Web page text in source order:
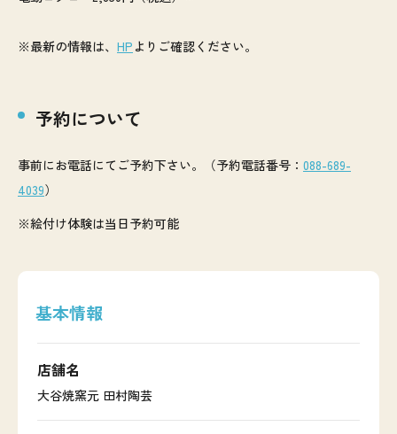
※最新の情報は、 HP よりご確認ください。
予約について
事前にお電話にてご予約下さい。（予約電話番号： 088-689-
4039）
※絵付け体験は当日予約可能
基本情報
店舗名
大谷焼窯元 田村陶芸